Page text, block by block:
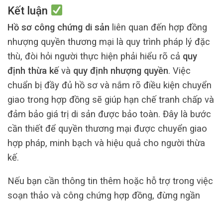
Kết luận
Hồ sơ công chứng di sản liên quan đến hợp đồng
nhượng quyền thương mại là quy trình pháp lý đặc
thù, đòi hỏi người thực hiện phải hiểu rõ cả quy
định thừa kế và quy định nhượng quyền. Việc
chuẩn bị đầy đủ hồ sơ và nắm rõ điều kiện chuyển
giao trong hợp đồng sẽ giúp hạn chế tranh chấp và
đảm bảo giá trị di sản được bảo toàn. Đây là bước
cần thiết để quyền thương mại được chuyển giao
hợp pháp, minh bạch và hiệu quả cho người thừa
kế.
Nếu bạn cần thông tin thêm hoặc hỗ trợ trong việc
soạn thảo và công chứng hợp đồng, đừng ngần